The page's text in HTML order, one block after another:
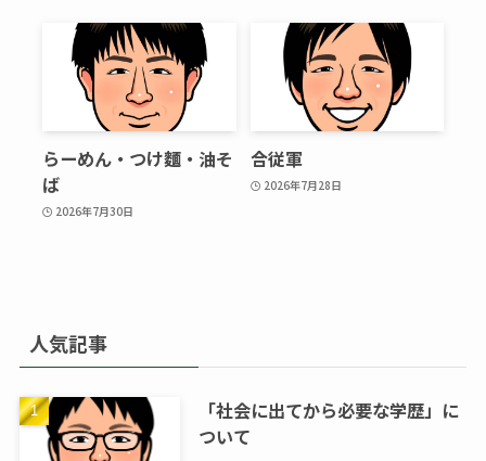
らーめん・つけ麵・油そ
ば
2026年7月30日
合従軍
2026年7月28日
人気記事
「社会に出てから必要な学歴」に
ついて